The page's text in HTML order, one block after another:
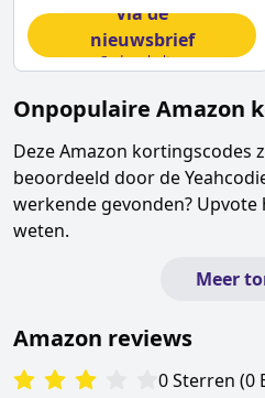
Via de
nieuwsbrief
Code erhalten
Onpopulaire Amazon
DezeAmazon kortingscodes
beoordeeld door de
werkende gevonden?
weten.
Meer
Amazon reviews
0Sterren (0